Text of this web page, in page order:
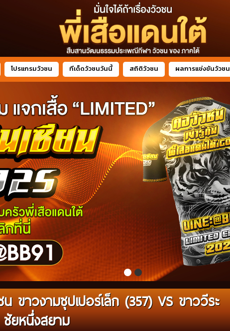
โปรแกรมวัวชน ทีเด็ดวัวชนวันนี้ สถิติวัวชน ผลการแข่งขันวัวชน
ขาวงามซุปเปอร์เล็ก (357) VS ขาววีระ
ชัยหนึ่งสยาม